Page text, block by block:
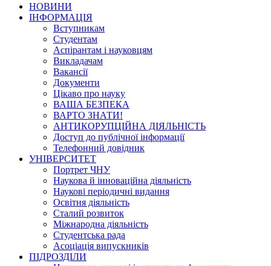
НОВИНИ
ІНФОРМАЦІЯ
Вступникам
Студентам
Аспірантам і науковцям
Викладачам
Вакансії
Документи
Цікаво про науку
ВАША БЕЗПЕКА
ВАРТО ЗНАТИ!
АНТИКОРУПЦІЙНА ДІЯЛЬНІСТЬ
Доступ до публічної інформації
Телефонний довідник
УНІВЕРСИТЕТ
Портрет ЧНУ
Наукова й інноваційна діяльність
Наукові періодичні видання
Освітня діяльність
Сталий розвиток
Міжнародна діяльність
Студентська рада
Асоціація випускників
ПІДРОЗДІЛИ